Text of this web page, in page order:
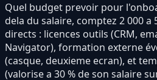
Quel budget prevoir pour
dela du salaire, comptez 2 000 a
directs : licences outils (CRM,
Navigator), formation externe
(casque, deuxieme ecran), et
(valorise a 30 % de son salaire